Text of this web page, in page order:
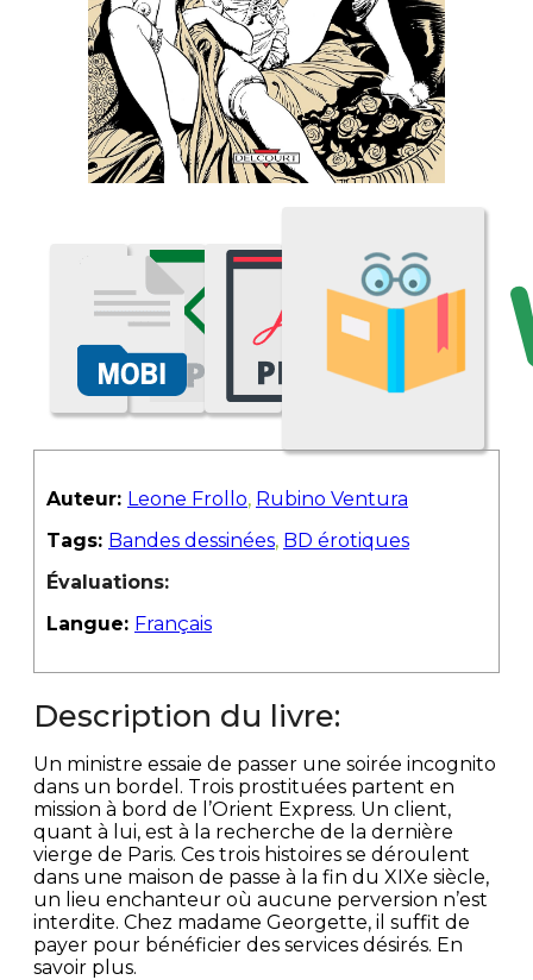
Auteur: Leone Frollo, Rubino Ventura
Tags: Bandes dessinées, BD érotiques
Évaluations:
Langue: Français
Description du livre:
Un ministre essaie de passer une soirée incognito
dans un bordel. Trois prostituées partent en
mission à bord de l’Orient Express. Un client,
quant à lui, est à la recherche de la dernière
vierge de Paris. Ces trois histoires se déroulent
dans une maison de passe à la fin du XIXe siècle,
un lieu enchanteur où aucune perversion n’est
interdite. Chez madame Georgette, il suffit de
payer pour bénéficier des services désirés. En
savoir plus.